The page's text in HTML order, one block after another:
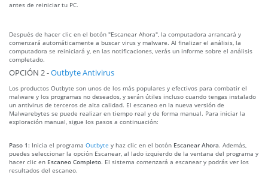
antes de reiniciar tu PC.
Después de hacer clic en el botón "Escanear Ahora", la computadora arrancará y
comenzará automáticamente a buscar virus y malware. Al finalizar el análisis, la
computadora se reiniciará y, en las notificaciones, verás un informe sobre el análisis
completado.
OPCIÓN 2 -Outbyte Antivirus
Los productos Outbyte son unos de los más populares y efectivos para combatir el
malware y los programas no deseados, y serán útiles incluso cuando tengas instalado
un antivirus de terceros de alta calidad. El escaneo en la nueva versión de
Malwarebytes se puede realizar en tiempo real y de forma manual. Para iniciar la
exploración manual, sigue los pasos a continuación:
Paso 1: Inicia el programa Outbyte y haz clic en el botón Escanear Ahora. Además,
puedes seleccionar la opción Escanear, al lado izquierdo de la ventana del programa y
hacer clic en Escaneo Completo. El sistema comenzará a escanear y podrás ver los
resultados del escaneo.